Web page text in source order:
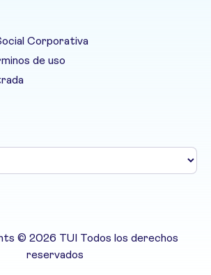
Corporativa
de uso
© 2026 TUI Todos los derechos
reservados